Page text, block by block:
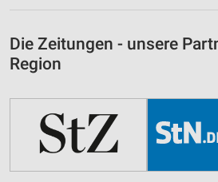
Die Zeitungen - unsere
Region